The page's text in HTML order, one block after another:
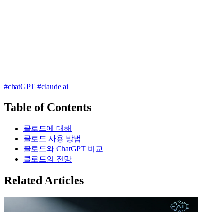
#chatGPT #claude.ai
Table of Contents
클로드에 대해
클로드 사용 방법
클로드와 ChatGPT 비교
클로드의 전망
Related Articles